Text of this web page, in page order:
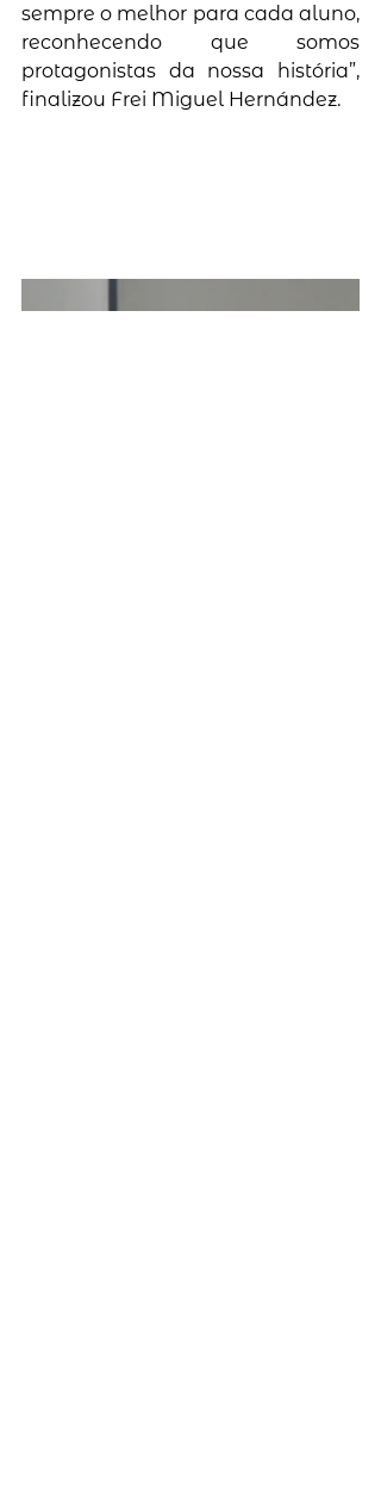
sempre o melhor para cada aluno,
reconhecendo que somos
protagonistas da nossa história”,
finalizou Frei Miguel Hernández.